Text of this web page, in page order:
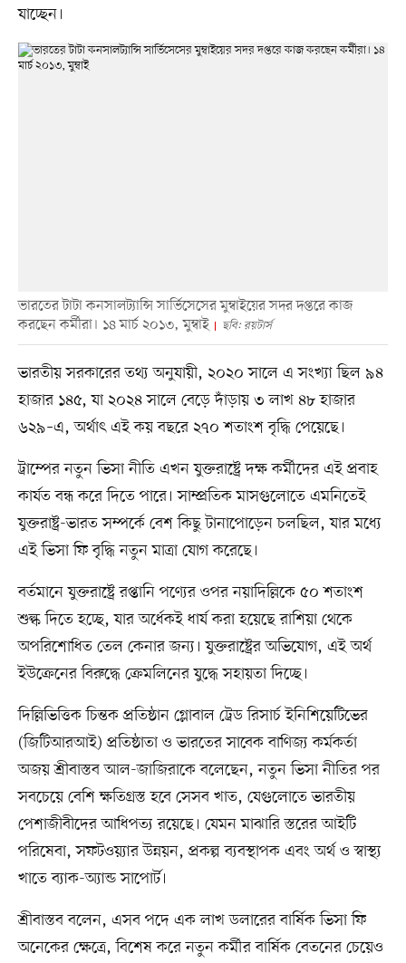
যাচ্ছেন।
ভারতের টাটা কনসালট্যান্সি সার্ভিসেসের মুম্বাইয়ের সদর দপ্তরে কাজ
করছেন কর্মীরা। ১৪ মার্চ ২০১৩, মুম্বাই
ছবি: রয়টার্স
ভারতীয় সরকারের তথ্য অনুযায়ী, ২০২০ সালে এ সংখ্যা ছিল ৯৪
হাজার ১৪৫, যা ২০২৪ সালে বেড়ে দাঁড়ায় ৩ লাখ ৪৮ হাজার
৬২৯–এ, অর্থাৎ এই কয় বছরে ২৭০ শতাংশ বৃদ্ধি পেয়েছে।
ট্রাম্পের নতুন ভিসা নীতি এখন যুক্তরাষ্ট্রে দক্ষ কর্মীদের এই প্রবাহ
কার্যত বন্ধ করে দিতে পারে। সাম্প্রতিক মাসগুলোতে এমনিতেই
যুক্তরাষ্ট্র-ভারত সম্পর্কে বেশ কিছু টানাপোড়েন চলছিল, যার মধ্যে
এই ভিসা ফি বৃদ্ধি নতুন মাত্রা যোগ করেছে।
বর্তমানে যুক্তরাষ্ট্রে রপ্তানি পণ্যের ওপর নয়াদিল্লিকে ৫০ শতাংশ
শুল্ক দিতে হচ্ছে, যার অর্ধেকই ধার্য করা হয়েছে রাশিয়া থেকে
অপরিশোধিত তেল কেনার জন্য। যুক্তরাষ্ট্রের অভিযোগ, এই অর্থ
ইউক্রেনের বিরুদ্ধে ক্রেমলিনের যুদ্ধে সহায়তা দিচ্ছে।
দিল্লিভিত্তিক চিন্তক প্রতিষ্ঠান গ্লোবাল ট্রেড রিসার্চ ইনিশিয়েটিভের
(জিটিআরআই) প্রতিষ্ঠাতা ও ভারতের সাবেক বাণিজ্য কর্মকর্তা
অজয় শ্রীবাস্তব আল-জাজিরাকে বলেছেন, নতুন ভিসা নীতির পর
সবচেয়ে বেশি ক্ষতিগ্রস্ত হবে সেসব খাত, যেগুলোতে ভারতীয়
পেশাজীবীদের আধিপত্য রয়েছে। যেমন মাঝারি স্তরের আইটি
পরিষেবা, সফটওয়্যার উন্নয়ন, প্রকল্প ব্যবস্থাপক এবং অর্থ ও স্বাস্থ্য
খাতে ব্যাক-অ্যান্ড সাপোর্ট।
শ্রীবাস্তব বলেন, এসব পদে এক লাখ ডলারের বার্ষিক ভিসা ফি
অনেকের ক্ষেত্রে, বিশেষ করে নতুন কর্মীর বার্ষিক বেতনের চেয়েও